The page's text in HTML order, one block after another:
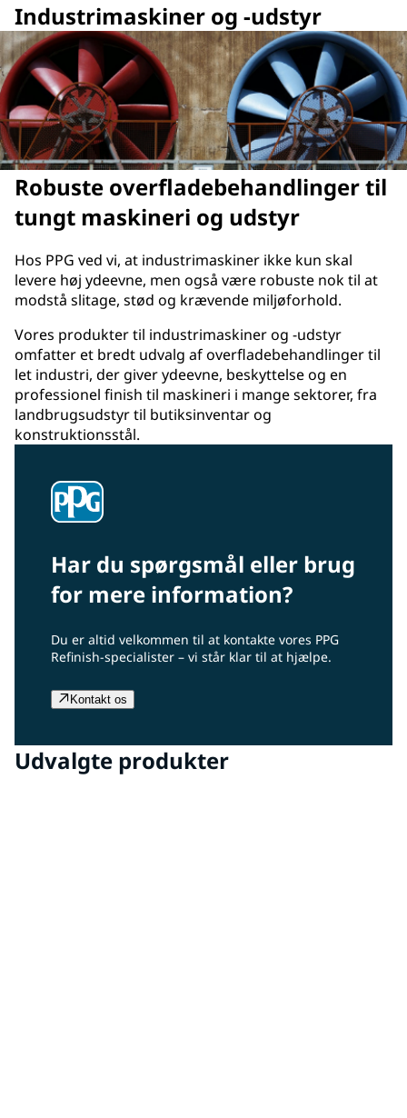
Industrimaskiner og -udstyr
Robuste overfladebehandlinger til
tungt maskineri og udstyr
Hos PPG ved vi, at industrimaskiner ikke kun skal
levere høj ydeevne, men også være robuste nok til at
modstå slitage, stød og krævende miljøforhold.
Vores produkter til industrimaskiner og -udstyr
omfatter et bredt udvalg af overfladebehandlinger til
let industri, der giver ydeevne, beskyttelse og en
professionel finish til maskineri i mange sektorer, fra
landbrugsudstyr til butiksinventar og
konstruktionsstål.
Har du spørgsmål eller brug
for mere information?
Du er altid velkommen til at kontakte vores PPG
Refinish-specialister – vi står klar til at hjælpe.
Kontakt os
Udvalgte produkter